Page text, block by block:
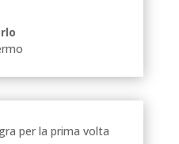
per la prima volta